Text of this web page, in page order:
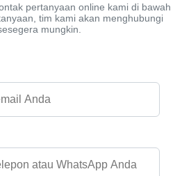
pertanyaan online kami di bawah
tim kami akan menghubungi
mungkin.